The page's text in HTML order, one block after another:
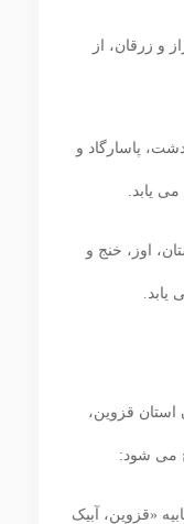
و زرقان، از
پاسارگاد و
یابد.
اوز، خنج و
‏یابد.
استان قزوین،
می‏ شود:
«قزوین، آبیک